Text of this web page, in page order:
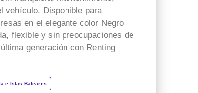
vehículo. Disponible para
en el elegante color Negro
flexible y sin preocupaciones de
generación con Renting
e Islas Baleares.